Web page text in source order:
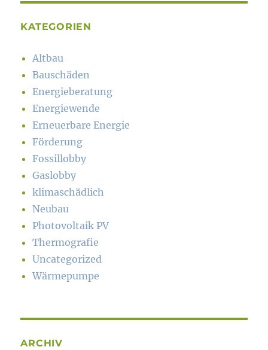
KATEGORIEN
Altbau
Bauschäden
Energieberatung
Energiewende
Erneuerbare Energie
Förderung
Fossillobby
Gaslobby
klimaschädlich
Neubau
Photovoltaik PV
Thermografie
Uncategorized
Wärmepumpe
ARCHIV